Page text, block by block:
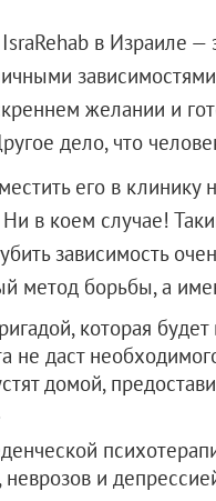
в Израиле —
желании и
дело, что
его в клинику
в коем случае!
зависимость
метод борьбы, а
которая
не даст
домой,
и